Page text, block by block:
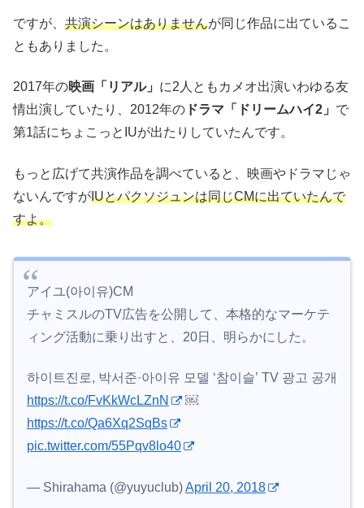
ですが、 共演シーンはありませんが同じ作品に出ているこ
ともありました。
2017年の映画「リアル」 に2人ともカメオ出演いわゆる友
情出演していたり、2012年の ドラマ「ドリームハイ2」 で
第1話にちょこっとIUが出たりしていたんです。
もっと広げて共演作品を調べていると、映画やドラマじゃ
ないんですがIUとパクソジュンは同じCMに出ていたんで
すよ。
アイユ(아이유)CM
チャミスルのTV広告を公開して、本格的なマーケテ
ィング活動に乗り出すと、20日、明らかにした。
하이트진로, 박서준·아이유 모델 ‘참이슬’ TV 광고 공개
https://t.co/FvKkWcLZnN
￼
https://t.co/Qa6Xq2SqBs
pic.twitter.com/55Pqv8lo40
— Shirahama (@yuyuclub)April 20, 2018